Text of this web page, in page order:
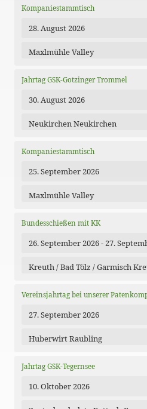
Kompaniestammtisch
28. August 2026
Maxlmühle Valley
Jahrtag GSK-Gotzinger Trommel
30. August 2026
Neukirchen Neukirchen
Kompaniestammtisch
25. September 2026
Maxlmühle Valley
Bundesschießen mit KK
26. September 2026 - 27.
Kreuth / Bad Tölz / Garmisch
Vereinsjahrtag bei unserer
27. September 2026
Huberwirt Raubling
Jahrtag GSK-Tegernsee
10. Oktober 2026